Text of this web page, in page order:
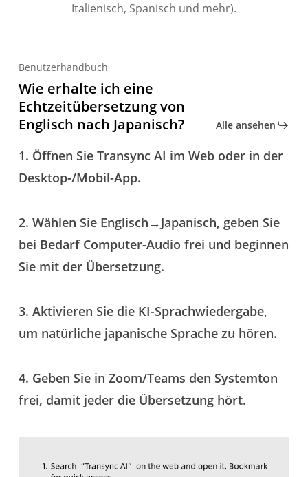
Italienisch, Spanisch und mehr).
Benutzerhandbuch
Wie erhalte ich eine
Echtzeitübersetzung von
Englisch nach Japanisch?
Alle ansehen
1. Öffnen Sie Transync AI im Web oder in der
Desktop-/Mobil-App.
2. Wählen Sie Englisch→Japanisch, geben Sie
bei Bedarf Computer-Audio frei und beginnen
Sie mit der Übersetzung.
3. Aktivieren Sie die KI-Sprachwiedergabe,
um natürliche japanische Sprache zu hören.
4. Geben Sie in Zoom/Teams den Systemton
frei, damit jeder die Übersetzung hört.